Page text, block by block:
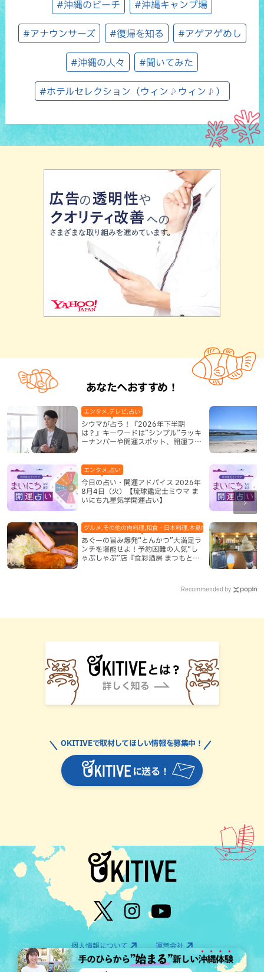
#沖縄のビーチ #沖縄キャンプ場
#アナウンサーズ #復帰を知る #アゲアゲめし
#沖縄の人々 #聞いてみた
#ホテルセレクション（ウィン♪ウィン♪）
あなたへおすすめ！
シウマが占う！『2026年下半期
は？』キーワードは”シンプル”ラッキ
ーナンバーや開運スポット、開運フー
エンタメ,テレビ,占い
今日の占い・開運アドバイス 2026年
8月4日（火）【琉球鑑定士ミウマ ま
いにち九星気学開運占い】
エンタメ,占い
あぐーの旨み爆発“とんかつ”大満足ラ
ンチを堪能せよ！予約困難の人気“し
ゃぶしゃぶ”店『食彩酒房 まつもと』
グルメ,その他の肉料理,和食・日本料理,本島南部,那覇市
Recommended by
に送る！
OKITIVEで取材してほしい情報を募集中！
個人情報について 運営会社